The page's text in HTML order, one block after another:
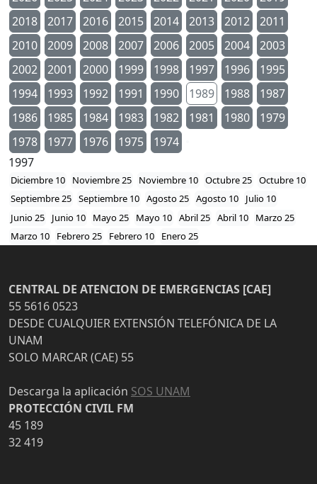
2018
2017 2016 2015 2014 2013 2012
2011
2010
2009 2008 2007 2006 2005 2004
2003
2002
2001 2000 1999 1998 1997 1996
1995
1994
1993 1992 1991 1990 1989 1988
1987
1986
1985 1984 1983 1982 1981 1980
1979
1978
1977 1976 1975
1974
1997
Diciembre 10 Noviembre 25 Noviembre 10 Octubre 25 Octubre 10
Septiembre 25 Septiembre 10 Agosto 25 Agosto 10
Julio 10
Junio 25
Junio 10 Mayo 25 Mayo 10 Abril 25 Abril 10
Marzo 25
Marzo 10
Febrero 25 Febrero 10 Enero 25
CENTRAL DE ATENCION DE EMERGENCIAS [CAE]
55 5616 0523
DESDE CUALQUIER EXTENSIÓN TELEFÓNICA DE LA
UNAM
SOLO MARCAR (CAE) 55
Descarga la aplicación SOS UNAM
PROTECCIÓN CIVIL FM
45 189
32 419